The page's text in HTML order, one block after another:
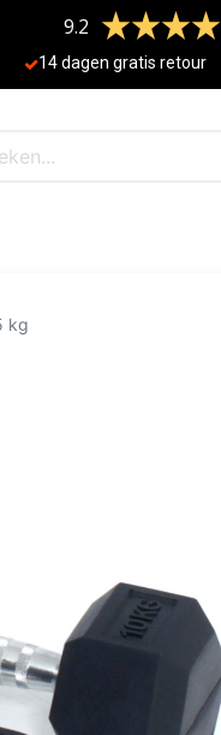
9.2
14 dagen gratis retour
kg